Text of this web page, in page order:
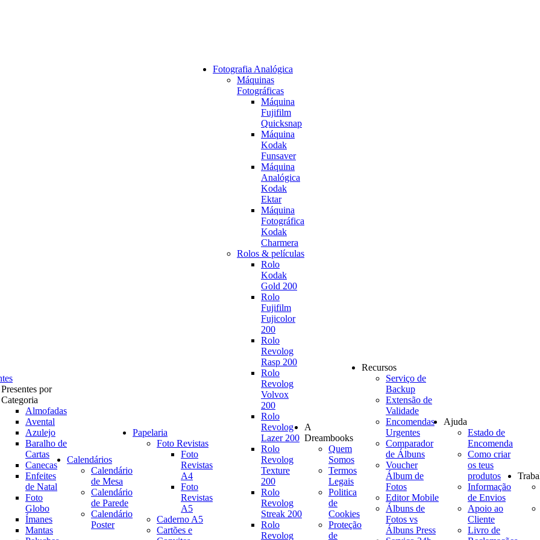
Presentes por
Categoria
Almofadas
Avental
Azulejo
Baralho de
Cartas
Canecas
Enfeites
de Natal
Foto
Globo
Ímanes
Mantas
Calendários
Calendário
de Mesa
Calendário
de Parede
Calendário
Poster
Papelaria
Foto Revistas
Foto
Revistas
A4
Foto
Revistas
A5
Caderno A5
Cartões e
Fotografia Analógica
Máquinas
Fotográficas
Máquina
Fujifilm
Quicksnap
Máquina
Kodak
Funsaver
Máquina
Analógica
Kodak
Ektar
Máquina
Fotográfica
Kodak
Charmera
Rolos & películas
Rolo
Kodak
Gold 200
Rolo
Fujifilm
Fujicolor
200
Rolo
Revolog
Rasp 200
Rolo
Revolog
Volvox
200
Rolo
Revolog
Lazer 200
Rolo
Revolog
Texture
200
Rolo
Revolog
Streak 200
Rolo
Revolog
A
Dreambooks
Quem
Somos
Termos
Legais
Politica
de
Cookies
Proteção
de
Recursos
Serviço de
Backup
Extensão de
Validade
Encomendas
Urgentes
Comparador
de Álbuns
Voucher
Álbum de
Fotos
Editor Mobile
Álbuns de
Fotos vs
Álbuns Press
Ajuda
Estado de
Encomenda
Como criar
os teus
produtos
Informação
de Envios
Apoio ao
Cliente
Livro de